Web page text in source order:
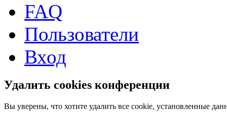
FAQ
Пользователи
Вход
Удалить cookies конференции
Вы уверены, что хотите удалить все cookie, установленные